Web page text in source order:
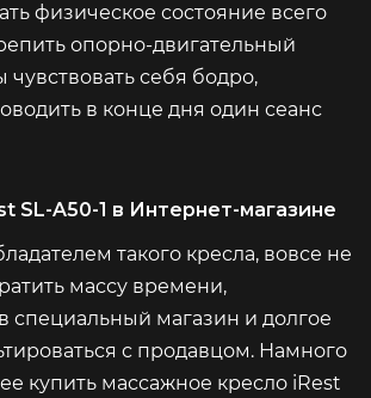
физическое состояние всего
опорно-двигательный
чувствовать себя бодро,
в конце дня один сеанс
SL-A50-1 в Интернет-магазине
такого кресла, вовсе не
массу времени,
специальный магазин и долгое
с продавцом. Намного
купить массажное кресло iRest